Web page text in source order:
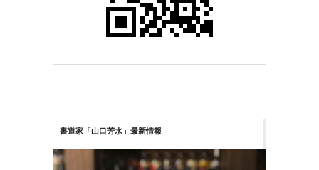
書道家「山口芳水」最新情報